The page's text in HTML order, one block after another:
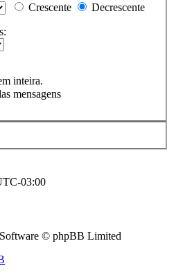
Crescente
Decrescente
inteira.
mensagens
03:00
© phpBB Limited